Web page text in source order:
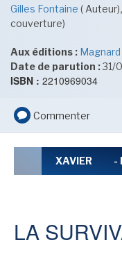
LE
Gilles Fontaine ( Auteur),
couverture)
Aux éditions : Magnard
Date de parution :31/
ISBN : 2210969034
Commenter
XAVIER -
LA